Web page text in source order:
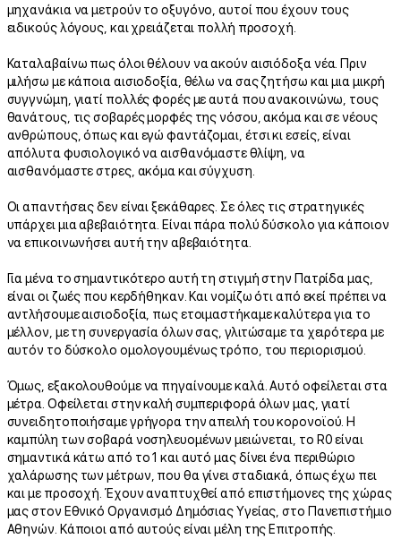
μηχανάκια να μετρούν το οξυγόνο, αυτοί που έχουν τους
ειδικούς λόγους, και χρειάζεται πολλή προσοχή.
Καταλαβαίνω πως όλοι θέλουν να ακούν αισιόδοξα νέα. Πριν
μιλήσω με κάποια αισιοδοξία, θέλω να σας ζητήσω και μια μικρή
συγγνώμη, γιατί πολλές φορές με αυτά που ανακοινώνω, τους
θανάτους, τις σοβαρές μορφές της νόσου, ακόμα και σε νέους
ανθρώπους, όπως και εγώ φαντάζομαι, έτσι κι εσείς, είναι
απόλυτα φυσιολογικό να αισθανόμαστε θλίψη, να
αισθανόμαστε στρες, ακόμα και σύγχυση.
Οι απαντήσεις δεν είναι ξεκάθαρες. Σε όλες τις στρατηγικές
υπάρχει μια αβεβαιότητα. Είναι πάρα πολύ δύσκολο για κάποιον
να επικοινωνήσει αυτή την αβεβαιότητα.
Για μένα το σημαντικότερο αυτή τη στιγμή στην Πατρίδα μας,
είναι οι ζωές που κερδήθηκαν. Και νομίζω ότι από εκεί πρέπει να
αντλήσουμε αισιοδοξία, πως ετοιμαστήκαμε καλύτερα για το
μέλλον, με τη συνεργασία όλων σας, γλιτώσαμε τα χειρότερα με
αυτόν το δύσκολο ομολογουμένως τρόπο, του περιορισμού.
Όμως, εξακολουθούμε να πηγαίνουμε καλά. Αυτό οφείλεται στα
μέτρα. Οφείλεται στην καλή συμπεριφορά όλων μας, γιατί
συνειδητοποιήσαμε γρήγορα την απειλή του κορονοϊού. Η
καμπύλη των σοβαρά νοσηλευομένων μειώνεται, το R0 είναι
σημαντικά κάτω από το 1 και αυτό μας δίνει ένα περιθώριο
χαλάρωσης των μέτρων, που θα γίνει σταδιακά, όπως έχω πει
και με προσοχή. Έχουν αναπτυχθεί από επιστήμονες της χώρας
μας στον Εθνικό Οργανισμό Δημόσιας Υγείας, στο Πανεπιστήμιο
Αθηνών. Κάποιοι από αυτούς είναι μέλη της Επιτροπής.